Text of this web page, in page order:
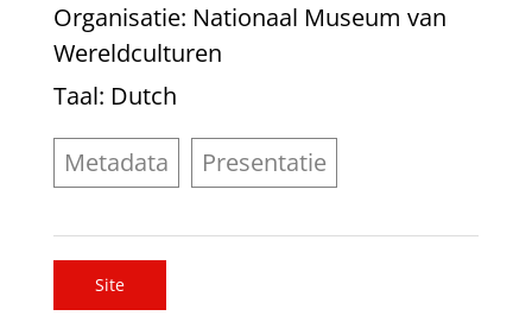
Organisatie: Nationaal Museum van
Wereldculturen
Taal: Dutch
Metadata Presentatie
Site